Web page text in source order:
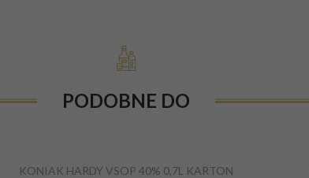
PODOBNE DO
KONIAK HARDY VSOP 40% 0,7L KARTON